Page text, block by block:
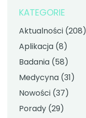
KATEGORIE
Aktualności (208)
Aplikacja (8)
Badania (58)
Medycyna (31)
Nowości (37)
Porady (29)